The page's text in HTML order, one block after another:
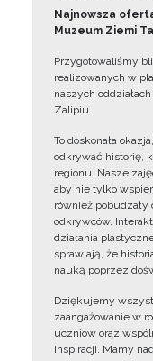
Najnowsza
Muzeum Ziemi
Przygotowaliśmy
realizowanych w
naszych
Zalipiu.
To doskonała
odkrywać historię,
regionu. Nasze
aby nie tylko
również pobudzały
odkrywców.
działania
sprawiają, że
nauką poprzez
Dziękujemy
zaangażowanie w
uczniów oraz
inspiracji. Mamy